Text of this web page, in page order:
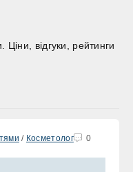
Ціни, відгуки, рейтинги
/ Косметолог 0